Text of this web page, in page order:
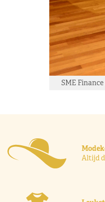
SME
Altijd